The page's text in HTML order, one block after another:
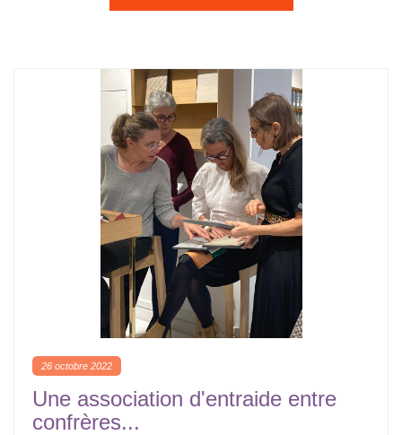
26 octobre 2022
Une association d'entraide entre
confrères...